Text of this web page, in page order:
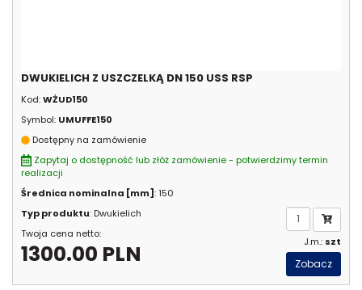
DWUKIELICH Z USZCZELKĄ DN 150 USS RSP
Kod:WŻUD150
Symbol: UMUFFE150
Dostępny na zamówienie
Zapytaj o dostępność lub złóż zamówienie - potwierdzimy termin
realizacji
Średnica nominalna [mm]: 150
Typ produktu: Dwukielich
Twoja cena netto:
1300.00 PLN J.m.: szt
Zobacz